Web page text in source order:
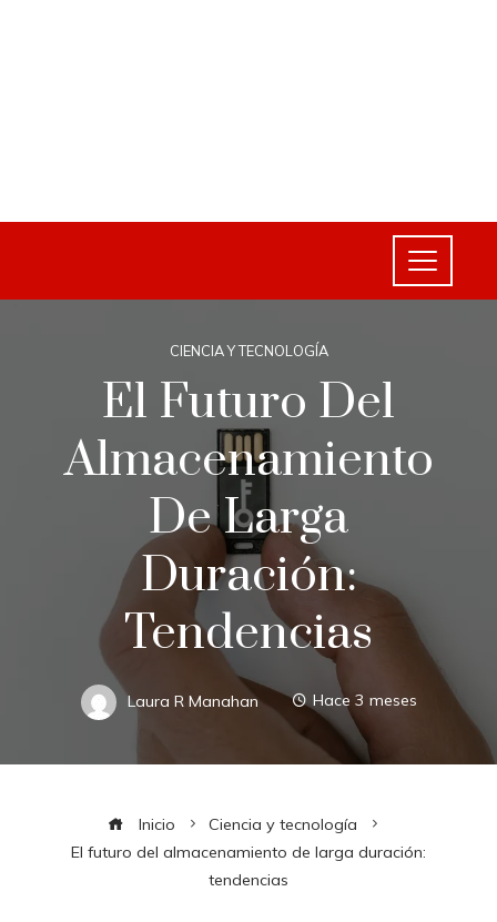
CIENCIA Y TECNOLOGÍA
El Futuro Del
Almacenamiento
De Larga
Duración:
Tendencias
Laura R Manahan Hace 3 meses
Inicio
Ciencia y tecnología
El futuro del almacenamiento de larga duración:
tendencias